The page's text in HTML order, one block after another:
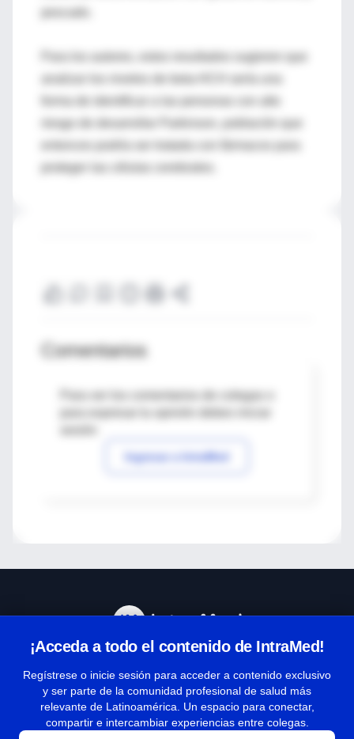
Para los autores, estos resultados sugieren que
riesgo de desarrollar Parkinson, población que
proteger las células cerebrales.
Comentarios
Para ver los comentarios de colegas o
Ingresar a IntraMed
¡Acceda a todo el contenido de IntraMed!
Regístrese o inicie sesión para acceder a contenido exclusivo
y ser parte de la comunidad profesional de salud más
relevante de Latinoamérica. Un espacio para conectar,
compartir e intercambiar experiencias entre colegas.
Términos y condiciones
| Políticas de privacidad